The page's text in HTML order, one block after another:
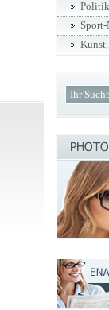
Politik